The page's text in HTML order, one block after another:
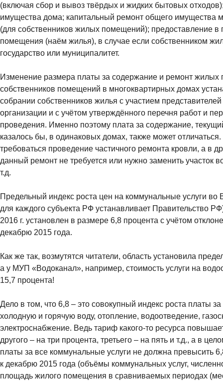
(включая сбор и вывоз твёрдых и жидких бытовых
имущества дома; капитальный ремонт общего имущества
(для собственников жилых помещений); предоставление в
помещения (наём жилья), в случае если собственником
государство или муниципалитет.
Изменение размера платы за содержание и ремонт
собственников помещений в многоквартирных домах
собрании собственников жилья с участием
организации и с учётом утверждённого перечня работ и
проведения. Именно поэтому плата за содержание,
казалось бы, в одинаковых домах, также может
требоваться проведение частичного ремонта кровли, а в
данный ремонт не требуется или нужно заменить участок
т.д.
Предельный индекс роста цен на коммунальные услуги во
для каждого субъекта РФ устанавливает Правительство
2016 г. установлен в размере 6,8 процента с учётом
декабрю 2015 года.
Как же так, возмутятся читатели, область установила
а у МУП «Водоканал», например, стоимость услуги на
15,7 процента!
Дело в том, что 6,8 – это совокупный индекс роста платы
холодную и горячую воду, отопление, водоотведение,
электроснабжение. Ведь тариф какого-то ресурса
другого – на три процента, третьего – на пять и т.д., а в
платы за все коммунальные услуги не должна превысить
к декабрю 2015 года (объёмы коммунальных услуг,
площадь жилого помещения в сравниваемых периодах